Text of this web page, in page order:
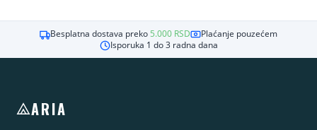
Besplatna dostava preko 5.000 RSD
Plaćanje pouzećem
Isporuka 1 do 3 radna dana
ARIA